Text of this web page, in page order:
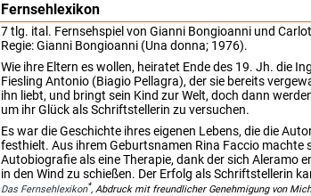
Fernsehlexikon
7 tlg. ital. Fernsehspiel von Gianni Bongioanni und
Regie: Gianni Bongioanni (Una donna; 1976).
Wie ihre Eltern es wollen, heiratet Ende des 19. Jh. die
Fiesling Antonio (Biagio Pellagra), der sie bereits
ihn liebt, und bringt sein Kind zur Welt, doch dann
um ihr Glück als Schriftstellerin zu versuchen.
Es war die Geschichte ihres eigenen Lebens, die die
festhielt. Aus ihrem Geburtsnamen Rina Faccio machte
Autobiografie als eine Therapie, dank der sich Aleramo
in den Wind zu schießen. Der Erfolg als Schriftstellerin
Das Fernsehlexikon*, Abdruck mit freundlicher Genehmigung von